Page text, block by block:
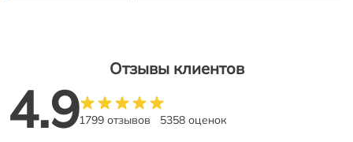
Отзывы клиентов
4.91799 отзывов 5358 оценок